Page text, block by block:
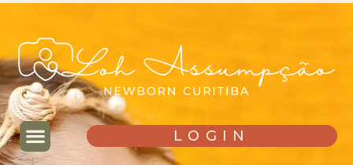
LOGIN